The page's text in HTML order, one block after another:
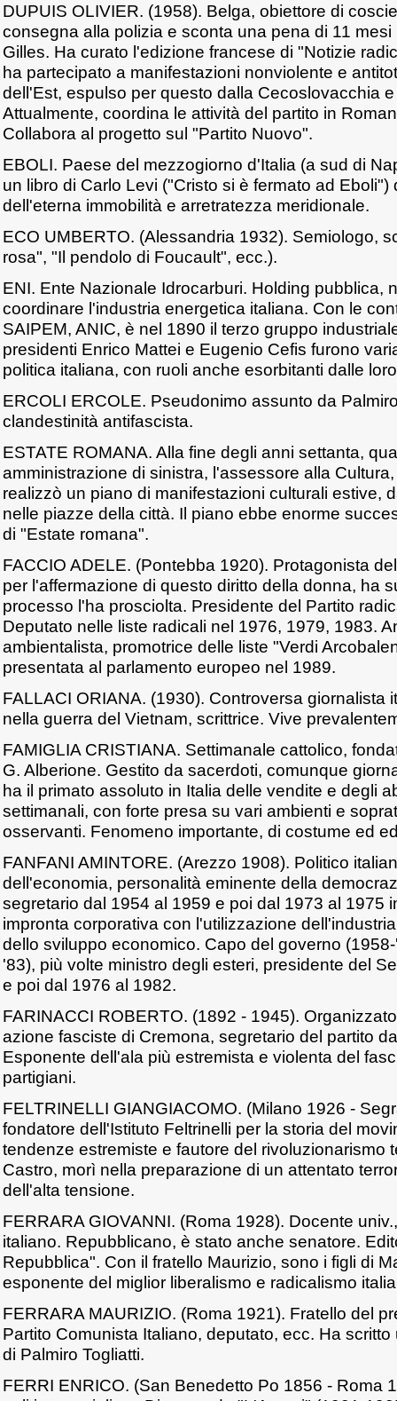
DUPUIS OLIVIER. (1958). Belga, obiettore di
consegna alla polizia e sconta una pena di 11
Gilles. Ha curato l'edizione francese di "Notizie
ha partecipato a manifestazioni nonviolente e
dell'Est, espulso per questo dalla Cecoslovacchia
Attualmente, coordina le attività del partito in
Collabora al progetto sul "Partito Nuovo".
EBOLI. Paese del mezzogiorno d'Italia (a sud di
un libro di Carlo Levi ("Cristo si è fermato ad Eboli")
dell'eterna immobilità e arretratezza meridionale.
ECO UMBERTO. (Alessandria 1932). Semiologo,
rosa", "Il pendolo di Foucault", ecc.).
ENI. Ente Nazionale Idrocarburi. Holding pubblica,
coordinare l'industria energetica italiana. Con le
SAIPEM, ANIC, è nel 1890 il terzo gruppo
presidenti Enrico Mattei e Eugenio Cefis furono
politica italiana, con ruoli anche esorbitanti dalle
ERCOLI ERCOLE. Pseudonimo assunto da
clandestinità antifascista.
ESTATE ROMANA. Alla fine degli anni settanta,
amministrazione di sinistra, l'assessore alla
realizzò un piano di manifestazioni culturali estive,
nelle piazze della città. Il piano ebbe enorme
di "Estate romana".
FACCIO ADELE. (Pontebba 1920). Protagonista
per l'affermazione di questo diritto della donna, ha
processo l'ha prosciolta. Presidente del Partito
Deputato nelle liste radicali nel 1976, 1979, 1983.
ambientalista, promotrice delle liste "Verdi
presentata al parlamento europeo nel 1989.
FALLACI ORIANA. (1930). Controversa giornalista
nella guerra del Vietnam, scrittrice. Vive
FAMIGLIA CRISTIANA. Settimanale cattolico,
G. Alberione. Gestito da sacerdoti, comunque
ha il primato assoluto in Italia delle vendite e degli
settimanali, con forte presa su vari ambienti e
osservanti. Fenomeno importante, di costume ed
FANFANI AMINTORE. (Arezzo 1908). Politico
dell'economia, personalità eminente della
segretario dal 1954 al 1959 e poi dal 1973 al 1975
impronta corporativa con l'utilizzazione
dello sviluppo economico. Capo del governo
'83), più volte ministro degli esteri, presidente del
e poi dal 1976 al 1982.
FARINACCI ROBERTO. (1892 - 1945).
azione fasciste di Cremona, segretario del partito
Esponente dell'ala più estremista e violenta del
partigiani.
FELTRINELLI GIANGIACOMO. (Milano 1926 -
fondatore dell'Istituto Feltrinelli per la storia del
tendenze estremiste e fautore del rivoluzionarismo
Castro, morì nella preparazione di un attentato
dell'alta tensione.
FERRARA GIOVANNI. (Roma 1928). Docente
italiano. Repubblicano, è stato anche senatore.
Repubblica". Con il fratello Maurizio, sono i figli di
esponente del miglior liberalismo e radicalismo
FERRARA MAURIZIO. (Roma 1921). Fratello del
Partito Comunista Italiano, deputato, ecc. Ha
di Palmiro Togliatti.
FERRI ENRICO. (San Benedetto Po 1856 - Roma